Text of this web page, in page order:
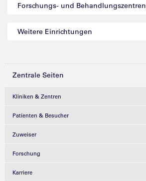
Forschungs- und Behandlungszentren
Weitere Einrichtungen
Zentrale Seiten
Kliniken & Zentren
Patienten & Besucher
Zuweiser
Forschung
Karriere